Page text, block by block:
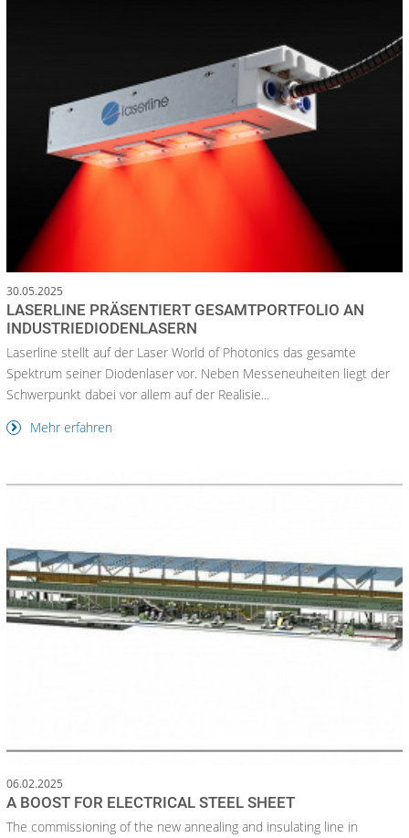
30.05.2025
LASERLINE PRÄSENTIERT GESAMTPORTFOLIO AN
INDUSTRIEDIODENLASERN
Laserline stellt auf der Laser World of Photonics das gesamte
Spektrum seiner Diodenlaser vor. Neben Messeneuheiten liegt der
Schwerpunkt dabei vor allem auf der Realisie...
Mehr erfahren
06.02.2025
A BOOST FOR ELECTRICAL STEEL SHEET
The commissioning of the new annealing and insulating line in